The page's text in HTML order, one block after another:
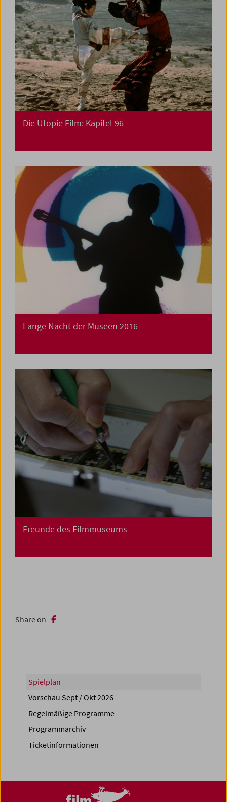
Die Utopie Film: Kapitel 96
Lange Nacht der Museen 2016
Freunde des Filmmuseums
Share on
Spielplan
Vorschau Sept / Okt 2026
Regelmäßige Programme
Programmarchiv
Ticketinformationen